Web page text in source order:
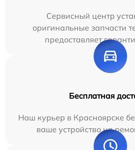
Сервисный центр
оригинальные запчасти
предоставляет
Бесплатная
Наш курьер в Красноярске
ваше устройство на